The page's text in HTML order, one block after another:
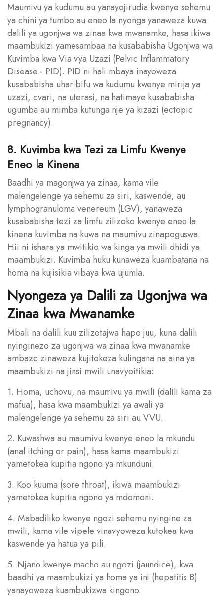
Maumivu ya kudumu au yanayojirudia kwenye sehemu
ya chini ya tumbo au eneo la nyonga yanaweza kuwa
dalili ya ugonjwa wa zinaa kwa mwanamke, hasa ikiwa
maambukizi yamesambaa na kusababisha Ugonjwa wa
Kuvimba kwa Via vya Uzazi (Pelvic Inflammatory
Disease - PID). PID ni hali mbaya inayoweza
kusababisha uharibifu wa kudumu kwenye mirija ya
uzazi, ovari, na uterasi, na hatimaye kusababisha
ugumba au mimba kutunga nje ya kizazi (ectopic
pregnancy).
8. Kuvimba kwa Tezi za Limfu Kwenye
Eneo la Kinena
Baadhi ya magonjwa ya zinaa, kama vile
malengelenge ya sehemu za siri, kaswende, au
lymphogranuloma venereum (LGV), yanaweza
kusababisha tezi za limfu zilizoko kwenye eneo la
kinena kuvimba na kuwa na maumivu zinapoguswa.
Hii ni ishara ya mwitikio wa kinga ya mwili dhidi ya
maambukizi. Kuvimba huku kunaweza kuambatana na
homa na kujisikia vibaya kwa ujumla.
Nyongeza ya Dalili za Ugonjwa wa
Zinaa kwa Mwanamke
Mbali na dalili kuu zilizotajwa hapo juu, kuna dalili
nyinginezo za ugonjwa wa zinaa kwa mwanamke
ambazo zinaweza kujitokeza kulingana na aina ya
maambukizi na jinsi mwili unavyoitikia:
1. Homa, uchovu, na maumivu ya mwili (dalili kama za
mafua), hasa kwa maambukizi ya awali ya
malengelenge ya sehemu za siri au VVU.
2. Kuwashwa au maumivu kwenye eneo la mkundu
(anal itching or pain), hasa kama maambukizi
yametokea kupitia ngono ya mkunduni.
3. Koo kuuma (sore throat), ikiwa maambukizi
yametokea kupitia ngono ya mdomoni.
4. Mabadiliko kwenye ngozi sehemu nyingine za
mwili, kama vile vipele vinavyoweza kutokea kwa
kaswende ya hatua ya pili.
5. Njano kwenye macho au ngozi (jaundice), kwa
baadhi ya maambukizi ya homa ya ini (hepatitis B)
yanayoweza kuambukizwa kingono.